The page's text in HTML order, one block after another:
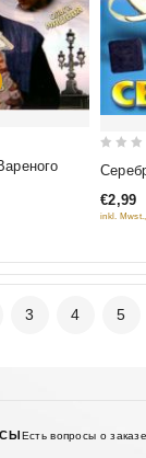
В Корзину
out
of
€2,99
inkl.
3 4 5
Есть вопросы о